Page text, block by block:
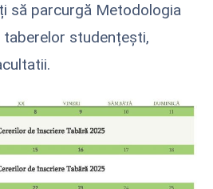
să parcurgă Metodologia
studențești,